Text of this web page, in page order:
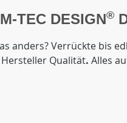
M-TEC DESIGN®
anders? Verrückte bis
Qualität. Alles